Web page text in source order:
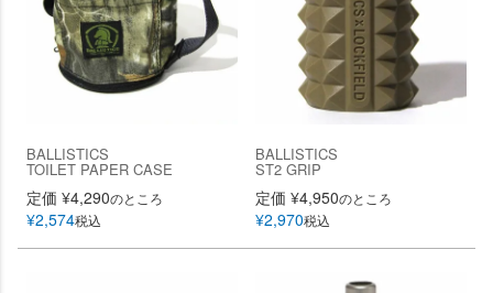
BALLISTICS
TOILET PAPER CASE
定価 ¥4,290のところ
¥2,574税込
BALLISTICS
ST2 GRIP
定価 ¥4,950のところ
¥2,970税込